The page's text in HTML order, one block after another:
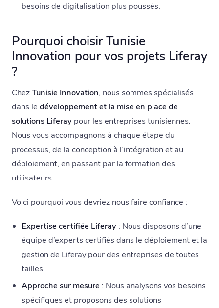
besoins de digitalisation plus poussés.
Pourquoi choisir Tunisie
Innovation pour vos projets Liferay
?
ChezTunisie Innovation, nous sommes spécialisés
dans le développement et la mise en place de
solutions Liferay pour les entreprises tunisiennes.
Nous vous accompagnons à chaque étape du
processus, de la conception à l’intégration et au
déploiement, en passant par la formation des
utilisateurs.
Voici pourquoi vous devriez nous faire confiance :
Expertise certifiée Liferay: Nous disposons d’une
équipe d’experts certifiés dans le déploiement et la
gestion de Liferay pour des entreprises de toutes
tailles.
Approche sur mesure : Nous analysons vos besoins
spécifiques et proposons des solutions